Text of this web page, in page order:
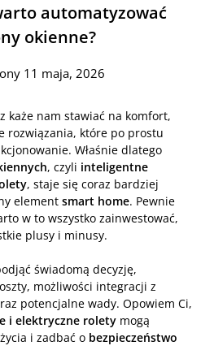
automatyzować
okienne?
11 maja, 2026
każe nam stawiać na komfort,
rozwiązania, które po prostu
Właśnie dlatego
, czyli inteligentne
, staje się coraz bardziej
element smart home. Pewnie
w to wszystko zainwestować,
plusy i minusy.
świadomą decyzję,
możliwości integracji z
potencjalne wady. Opowiem Ci,
i elektryczne rolety mogą
życia i zadbać o bezpieczeństwo